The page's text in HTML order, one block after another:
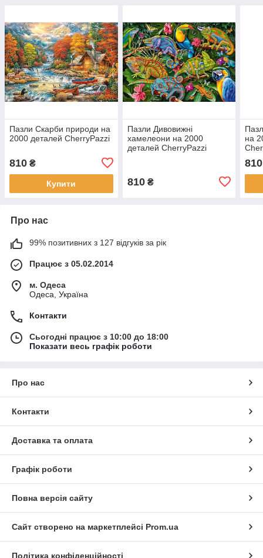
Пазли Скарби природи на
2000 деталей CherryPazzi
810 ₴
Купити
Пазли Дивовижні
хамелеони на 2000
деталей CherryPazzi
810₴
на
810
Про нас
99% позитивних з 127 відгуків за рік
Працює з 05.02.2014
м. Одеса
Одеса, Україна
Контакти
Сьогодні працює з 10:00 до 18:00
Показати весь графік роботи
Про нас
Контакти
Доставка та оплата
Графік роботи
Повна версія сайту
Сайт створено на маркетплейсі Prom.ua
Політика конфіденційності